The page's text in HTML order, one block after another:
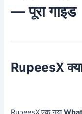
— पूरा गाइड
RupeesX
RupeesX एक नया